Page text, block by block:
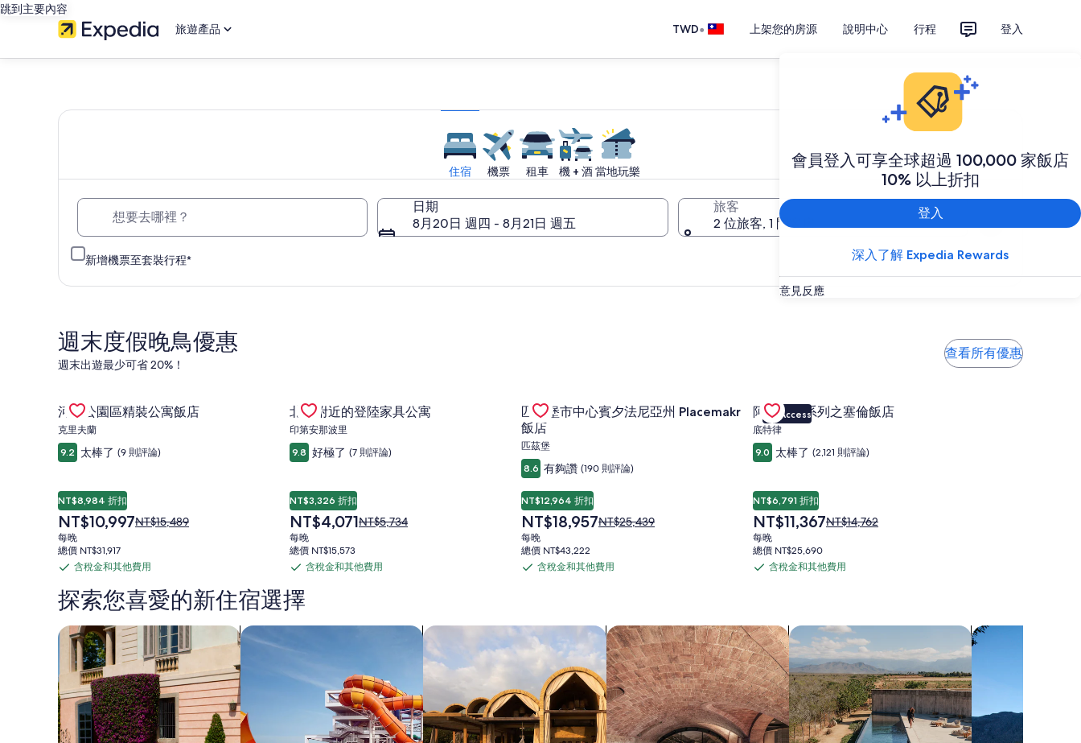
跳到主要內容
旅遊產品
TWD• 上架您的房源 說明中心 行程 登入
會員登入可享全球超過 100,000 家飯店
10% 以上折扣
登入
深入了解 Expedia Rewards
意見反應
智
遊
網：
搜
尋
飯
店、
便
宜
機
票、
租
車、
當
住宿 機票 租車 機 + 酒當地玩樂
日期
8月20日 週四 - 8月21日 週五
旅客
2 位旅客, 1 間客房
新增機票至套裝行程*
週末度假晚鳥優惠
週末出遊最少可省 20%！
查看所有優惠
Gallery
Carousel
河門公園區精裝公寓飯店
克里夫蘭
9.2 太棒了 (9 則評論)
NT$8,984 折扣
現
在
價
格
NT$10,997
NT$10,997原
NT$15,489，
看
標
準
房
價
的
更
多
資
訊。
NT$15,489
每晚
總價 NT$31,917
含
稅
金
和
費
用
含稅金和其他費用
Gallery
Carousel
北區附近的登陸家具公寓
印第安那波里
9.8 好極了 (7 則評論)
NT$3,326 折扣
現
在
價
格
NT$4,071
NT$4,071原
NT$5,734，
準
更
多
資
訊。
NT$5,734
每晚
總價 NT$15,573
含
稅
金
和
其
費
含稅金和其他費用
Gallery
Carousel
匹茲堡市中心賓夕法尼亞州 Placemakr
飯店
匹茲堡
8.6 有夠讚 (190 則評論)
NT$12,964 折扣
現
在
價
格
NT$18,957原
NT$25,439，
準
房
價
的
更
多
資
訊。
NT$25,439
每晚
總價 NT$43,222
含
和
他
用
含稅金和其他費用
Gallery
Carousel
VIP Access
阿什飯店系列之塞倫飯店
底特律
9.0 太棒了 (2,121 則評論)
NT$6,791 折扣
現
在
價
格
NT$11,367原
NT$14,762，
準
房
價
的
更
多
資
訊。
NT$14,762
每晚
總價 NT$25,690
含
和
其
他
費
用
含稅金和其他費用
探索您喜愛的新住宿選擇
搜尋親子住宿 搜尋附設水上樂園的住宿 搜尋度假村 搜尋附設 Spa 的住宿 搜尋附設游泳池的住宿 搜尋附設浴缸的住